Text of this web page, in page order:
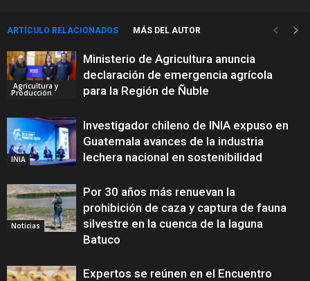
ARTÍCULO RELACIONADOS MÁS DEL AUTOR
Agricultura y
Producción
Ministerio de Agricultura anuncia
declaración de emergencia agrícola
para la Región de Ñuble
INIA
Investigador chileno de INIA expuso en
Guatemala avances de la industria
lechera nacional en sostenibilidad
Noticias
Por 30 años más renuevan la
prohibición de caza y captura de fauna
silvestre en la cuenca de la laguna
Batuco
Expertos se reúnen en el Encuentro